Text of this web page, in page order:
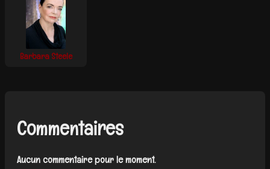
Barbara Steele
Commentaires
Aucun commentaire pour le moment.